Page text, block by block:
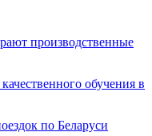
производственные
обучения в
по Беларуси